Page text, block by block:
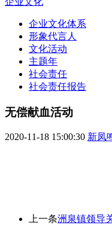
企业文化体系
形象代言人
文化活动
主题年
社会责任
社会责任报告
无偿献血活动
2020-11-18 15:00:30 新凤
上一条洲泉镇领导